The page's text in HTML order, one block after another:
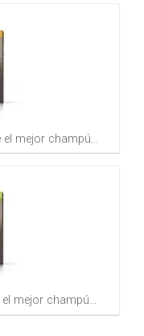
el mejor champú…
mejor champú…